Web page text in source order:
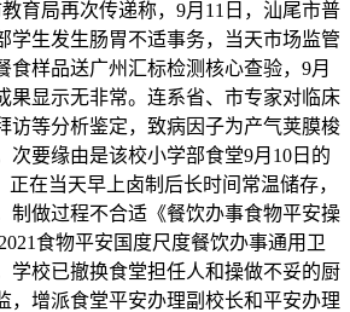
局再次传递称，9月11日，汕尾市普
学生发生肠胃不适事务，当天市场监管
食样品送广州汇标检测核心查验，9月
果显示无非常。连系省、市专家对临床
访等分析鉴定，致病因子为产气荚膜梭
次要缘由是该校小学部食堂9月10日的
正在当天早上卤制后长时间常温储存，
制做过程不合适《餐饮办事食物平安操
食物平安国度尺度餐饮办事通用卫
学校已撤换食堂担任人和操做不妥的厨
，增派食堂平安办理副校长和平安办理